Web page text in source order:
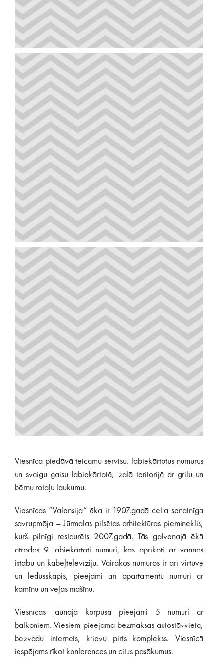
Viesnīca piedāvā teicamu servisu, labiekārtotus numurus
un svaigu gaisu labiekārtotā, zaļā teritorijā ar grilu un
bērnu rotaļu laukumu.
Viesnīcas “Valensija” ēka ir 1907.gadā celta senatnīga
savrupmāja – Jūrmalas pilsētas arhitektūras piemineklis,
kurš pilnīgi restaurēts 2007.gadā. Tās galvenajā ēkā
atrodas 9 labiekārtoti numuri, kas aprīkoti ar vannas
istabu un kabeļtelevīziju. Vairākos numuros ir arī virtuve
un ledusskapis, pieejami arī apartamentu numuri ar
kamīnu un veļas mašīnu.
Viesnīcas jaunajā korpusā pieejami 5 numuri ar
balkoniem. Viesiem pieejama bezmaksas autostāvvieta,
bezvadu internets, krievu pirts komplekss. Viesnīcā
iespējams rīkot konferences un citus pasākumus.